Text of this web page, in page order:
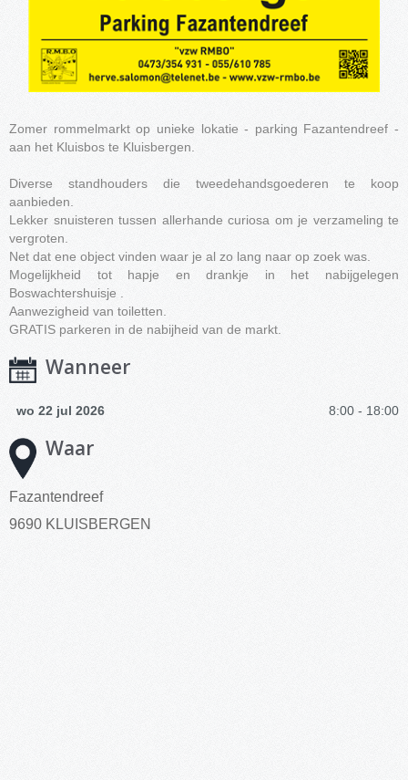
Zomer rommelmarkt op unieke lokatie - parking Fazantendreef -
aan het Kluisbos te Kluisbergen.
Diverse standhouders die tweedehandsgoederen te koop
aanbieden.
Lekker snuisteren tussen allerhande curiosa om je verzameling te
vergroten.
Net dat ene object vinden waar je al zo lang naar op zoek was.
Mogelijkheid tot hapje en drankje in het nabijgelegen
Boswachtershuisje .
Aanwezigheid van toiletten.
GRATIS parkeren in de nabijheid van de markt.
Wanneer
wo 22 jul 2026 8:00 - 18:00
Waar
Fazantendreef
9690 KLUISBERGEN